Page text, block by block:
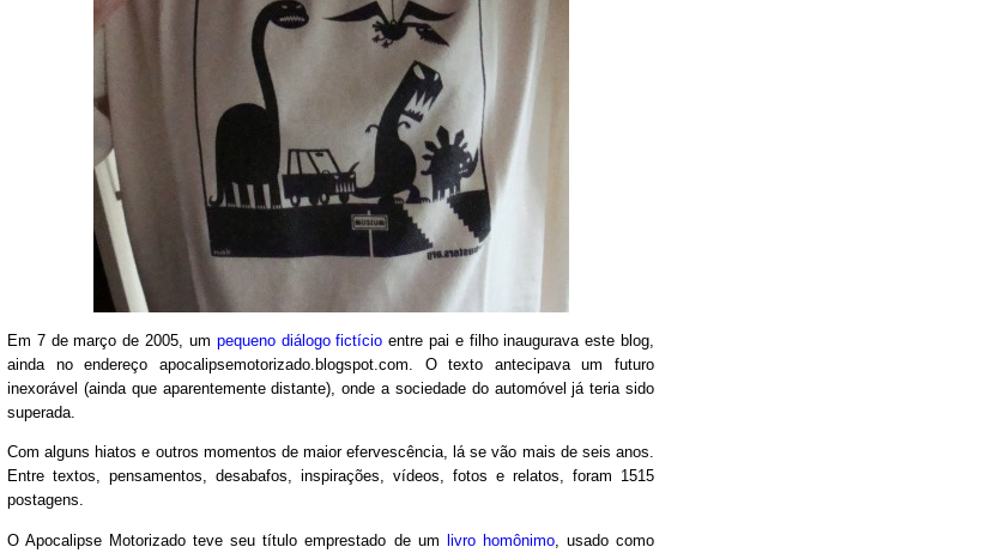
Em 7 de março de 2005, um pequeno diálogo fictício entre pai e filho inaugurava este blog,
ainda no endereço apocalipsemotorizado.blogspot.com. O texto antecipava um futuro
inexorável (ainda que aparentemente distante), onde a sociedade do automóvel já teria sido
superada.
Com alguns hiatos e outros momentos de maior efervescência, lá se vão mais de seis anos.
Entre textos, pensamentos, desabafos, inspirações, vídeos, fotos e relatos, foram 1515
postagens.
O Apocalipse Motorizado teve seu título emprestado de um livro homônimo, usado como